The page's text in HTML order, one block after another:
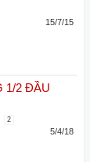
15/7/15
1/2 ĐẦU
2
5/4/18